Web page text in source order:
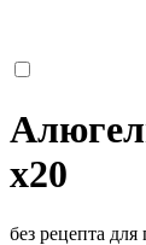
x20
без рецепта для